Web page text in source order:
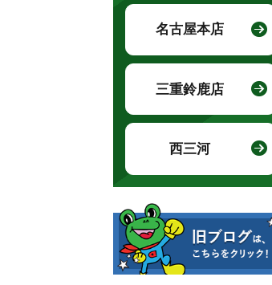
名古屋本店
三重鈴鹿店
西三河